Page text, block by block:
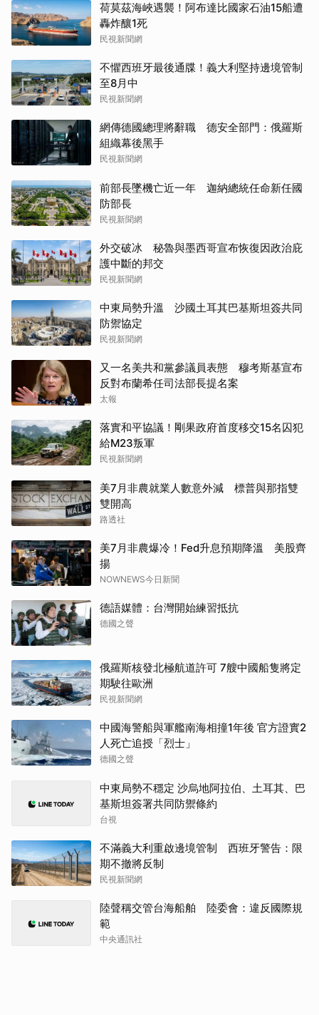
荷莫茲海峽遇襲！阿布達比國家石油15船遭
轟炸釀1死
民視新聞網
不懼西班牙最後通牒！義大利堅持邊境管制
至8月中
民視新聞網
網傳德國總理將辭職 德安全部門：俄羅斯
組織幕後黑手
民視新聞網
前部長墜機亡近一年 迦納總統任命新任國
防部長
民視新聞網
外交破冰 秘魯與墨西哥宣布恢復因政治庇
護中斷的邦交
民視新聞網
中東局勢升溫 沙國土耳其巴基斯坦簽共同
防禦協定
民視新聞網
又一名美共和黨參議員表態 穆考斯基宣布
反對布蘭希任司法部長提名案
太報
落實和平協議！剛果政府首度移交15名囚犯
給M23叛軍
民視新聞網
美7月非農就業人數意外減 標普與那指雙
雙開高
路透社
美7月非農爆冷！Fed升息預期降溫 美股齊
揚
NOWNEWS今日新聞
德語媒體：台灣開始練習抵抗
德國之聲
俄羅斯核發北極航道許可 7艘中國船隻將定
期駛往歐洲
民視新聞網
中國海警船與軍艦南海相撞1年後 官方證實2
人死亡追授「烈士」
德國之聲
中東局勢不穩定 沙烏地阿拉伯、土耳其、巴
基斯坦簽署共同防禦條約
台視
不滿義大利重啟邊境管制 西班牙警告：限
期不撤將反制
民視新聞網
陸聲稱交管台海船舶 陸委會：違反國際規
範
中央通訊社